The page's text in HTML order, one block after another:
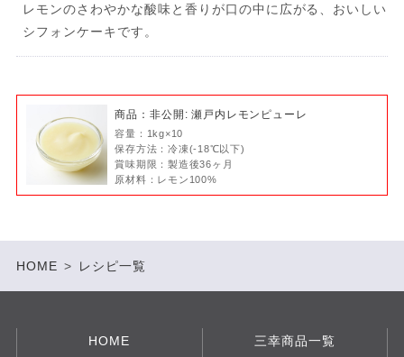
レモンのさわやかな酸味と香りが口の中に広がる、おいしい
シフォンケーキです。
商品：非公開: 瀬戸内レモンピューレ
容量：1kg×10
保存方法：冷凍(-18℃以下)
賞味期限：製造後36ヶ月
原材料：レモン100%
HOME > レシピ一覧
HOME 三幸商品一覧